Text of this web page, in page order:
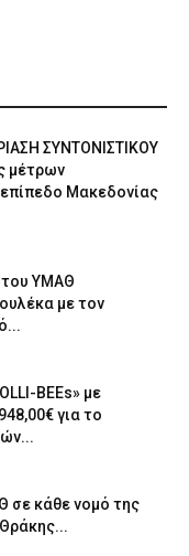
ΣΥΝΤΟΝΙΣΤΙΚΟΥ
μέτρων
Μακεδονίας
του ΥΜΑΘ
με τον
BEEs» με
για το
σε κάθε νομό της